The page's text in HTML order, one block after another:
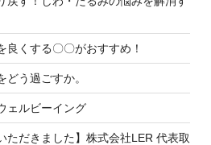
良くする〇〇がおすすめ！
どう過ごすか。
ェルビーイング
ただきました】株式会社LER 代表取